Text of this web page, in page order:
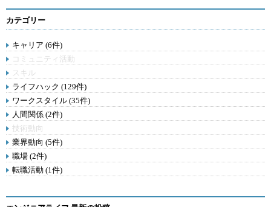
カテゴリー
キャリア (6件)
コミュニティ活動
スキル
ライフハック (129件)
ワークスタイル (35件)
人間関係 (2件)
技術動向
業界動向 (5件)
職場 (2件)
転職活動 (1件)